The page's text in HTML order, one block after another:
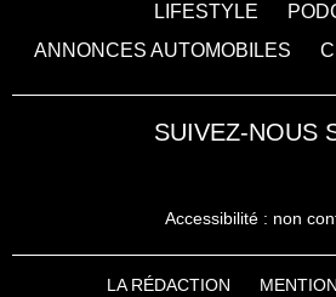
LIFESTYLE
ANNONCES AUTOMOBILES
SUIVEZ-NOUS
Accessibilité : non
LA RÉDACTION